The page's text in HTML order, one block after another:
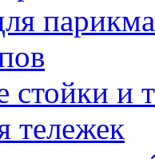
стойки и
тележек